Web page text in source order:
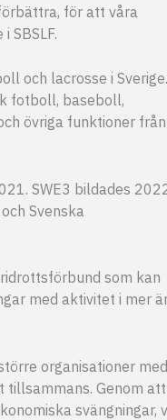
för att våra
SBSLF.
och lacrosse i Sverige.
fotboll, baseboll,
övriga funktioner från
SWE3 bildades
Svenska
som kan
med aktivitet i mer
organisationer med
Genom att
svängningar,